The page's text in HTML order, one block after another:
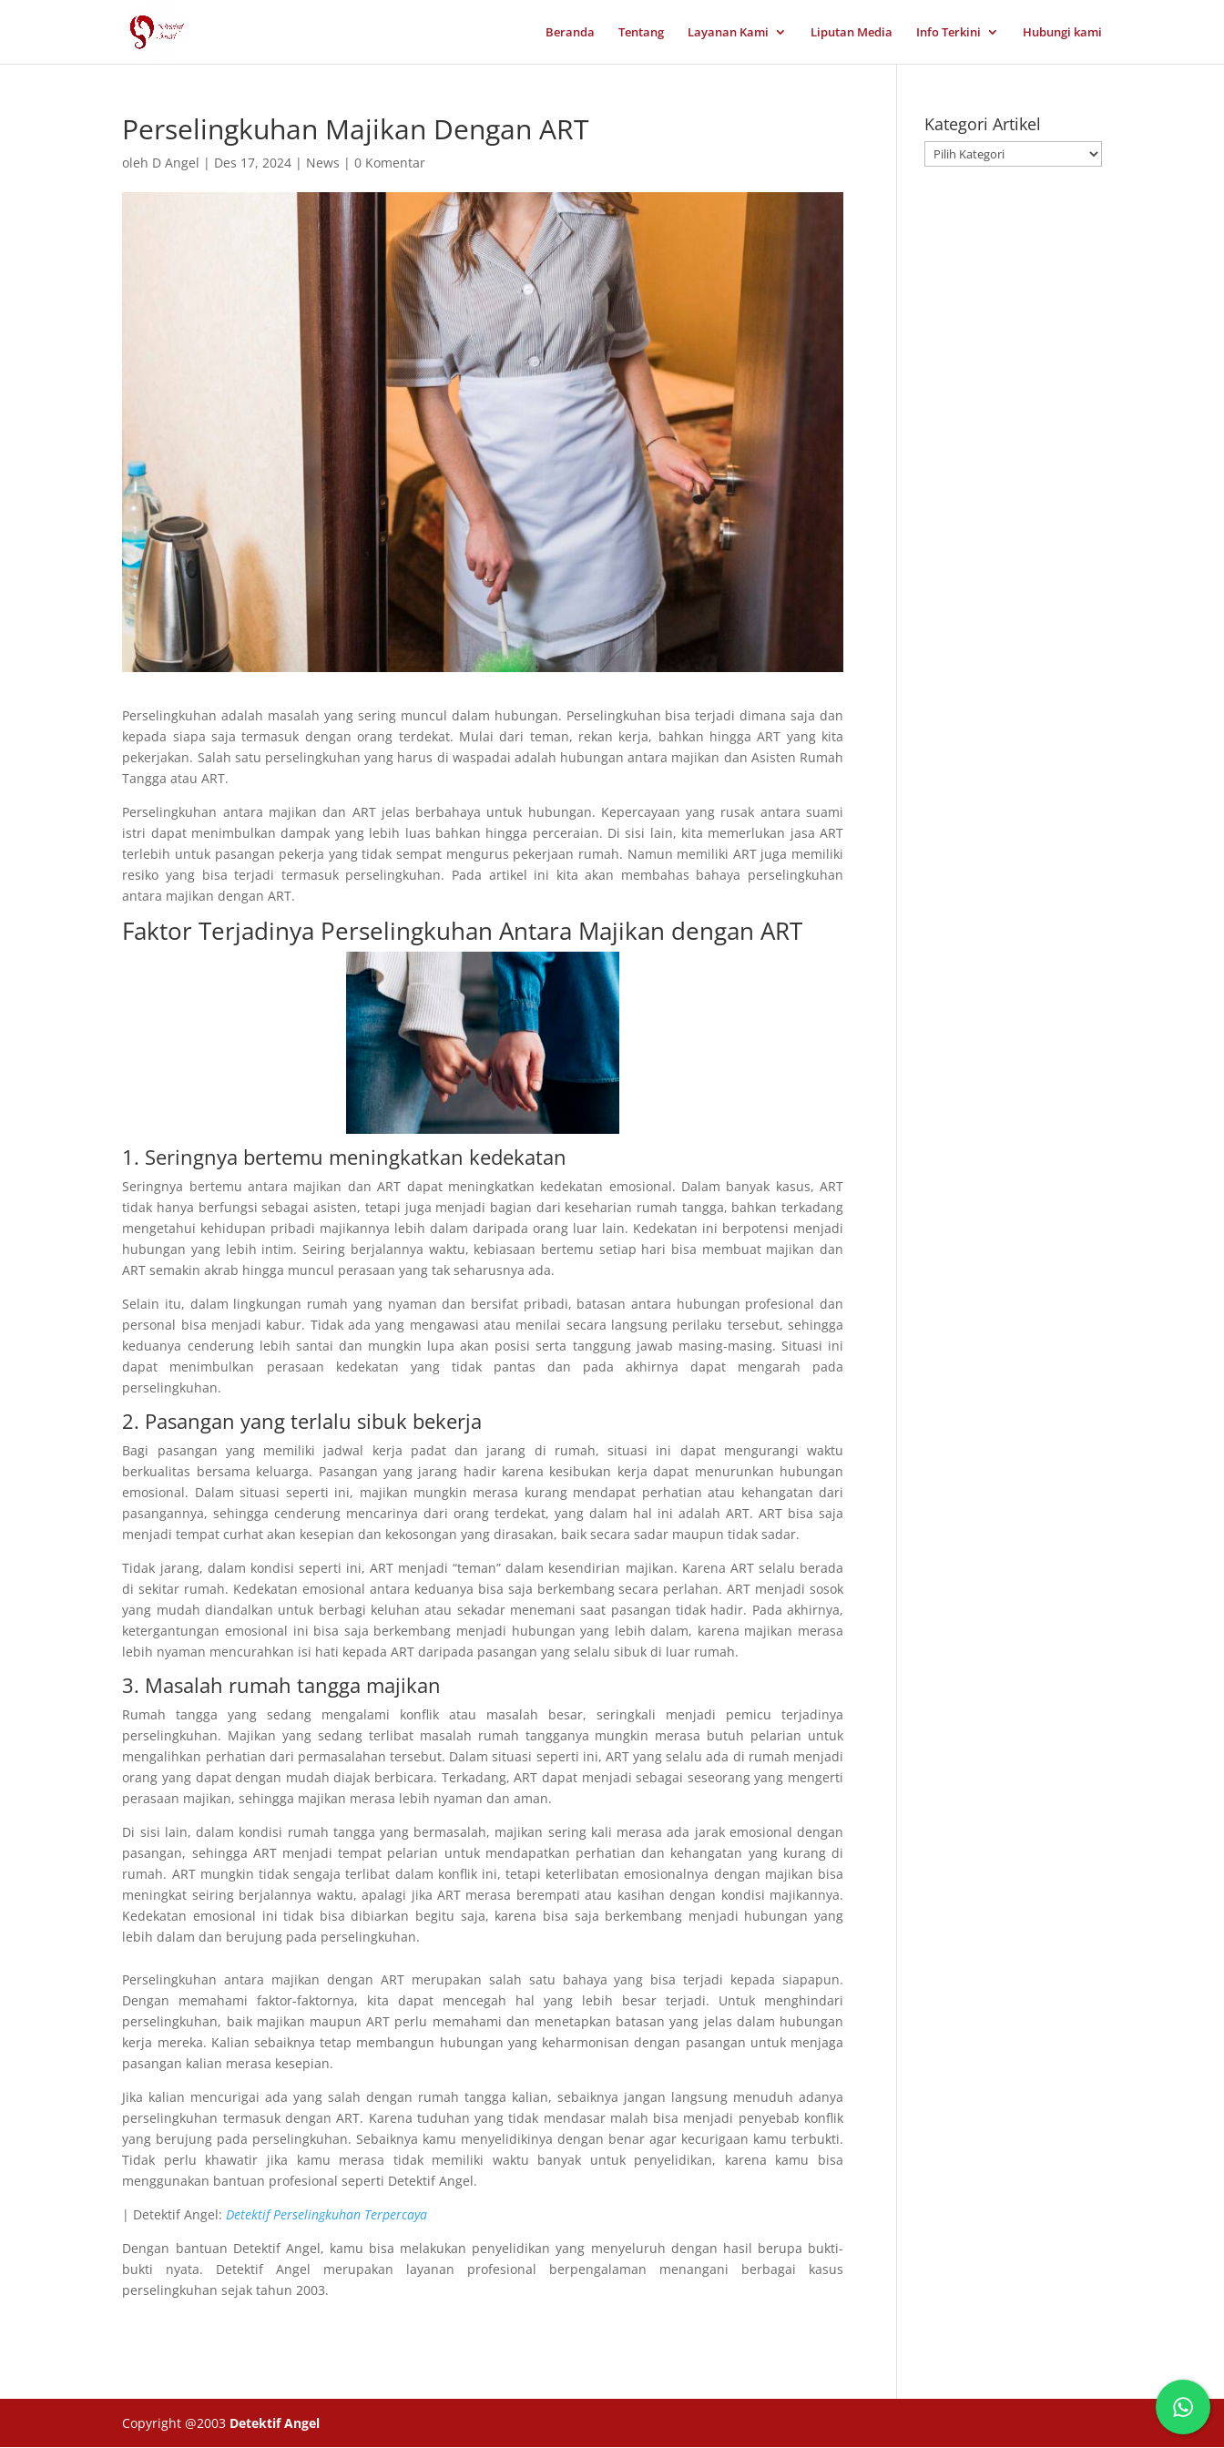
Beranda Tentang Layanan Kami Liputan Media Info Terkini Hubungi kami
Perselingkuhan Majikan Dengan ART
oleh D Angel | Des 17, 2024 | News |0 Komentar
Perselingkuhan adalah masalah yang sering muncul dalam hubungan. Perselingkuhan bisa terjadi dimana saja dan
kepada siapa saja termasuk dengan orang terdekat. Mulai dari teman, rekan kerja, bahkan hingga ART yang kita
pekerjakan. Salah satu perselingkuhan yang harus di waspadai adalah hubungan antara majikan dan Asisten Rumah
Tangga atau ART.
Perselingkuhan antara majikan dan ART jelas berbahaya untuk hubungan. Kepercayaan yang rusak antara suami
istri dapat menimbulkan dampak yang lebih luas bahkan hingga perceraian. Di sisi lain, kita memerlukan jasa ART
terlebih untuk pasangan pekerja yang tidak sempat mengurus pekerjaan rumah. Namun memiliki ART juga memiliki
resiko yang bisa terjadi termasuk perselingkuhan. Pada artikel ini kita akan membahas bahaya perselingkuhan
antara majikan dengan ART.
Faktor Terjadinya Perselingkuhan Antara Majikan dengan ART
1. Seringnya bertemu meningkatkan kedekatan
Seringnya bertemu antara majikan dan ART dapat meningkatkan kedekatan emosional. Dalam banyak kasus, ART
tidak hanya berfungsi sebagai asisten, tetapi juga menjadi bagian dari keseharian rumah tangga, bahkan terkadang
mengetahui kehidupan pribadi majikannya lebih dalam daripada orang luar lain. Kedekatan ini berpotensi menjadi
hubungan yang lebih intim. Seiring berjalannya waktu, kebiasaan bertemu setiap hari bisa membuat majikan dan
ART semakin akrab hingga muncul perasaan yang tak seharusnya ada.
Selain itu, dalam lingkungan rumah yang nyaman dan bersifat pribadi, batasan antara hubungan profesional dan
personal bisa menjadi kabur. Tidak ada yang mengawasi atau menilai secara langsung perilaku tersebut, sehingga
keduanya cenderung lebih santai dan mungkin lupa akan posisi serta tanggung jawab masing-masing. Situasi ini
dapat menimbulkan perasaan kedekatan yang tidak pantas dan pada akhirnya dapat mengarah pada
perselingkuhan.
2. Pasangan yang terlalu sibuk bekerja
Bagi pasangan yang memiliki jadwal kerja padat dan jarang di rumah, situasi ini dapat mengurangi waktu
berkualitas bersama keluarga. Pasangan yang jarang hadir karena kesibukan kerja dapat menurunkan hubungan
emosional. Dalam situasi seperti ini, majikan mungkin merasa kurang mendapat perhatian atau kehangatan dari
pasangannya, sehingga cenderung mencarinya dari orang terdekat, yang dalam hal ini adalah ART. ART bisa saja
menjadi tempat curhat akan kesepian dan kekosongan yang dirasakan, baik secara sadar maupun tidak sadar.
Tidak jarang, dalam kondisi seperti ini, ART menjadi “teman” dalam kesendirian majikan. Karena ART selalu berada
di sekitar rumah. Kedekatan emosional antara keduanya bisa saja berkembang secara perlahan. ART menjadi sosok
yang mudah diandalkan untuk berbagi keluhan atau sekadar menemani saat pasangan tidak hadir. Pada akhirnya,
ketergantungan emosional ini bisa saja berkembang menjadi hubungan yang lebih dalam, karena majikan merasa
lebih nyaman mencurahkan isi hati kepada ART daripada pasangan yang selalu sibuk di luar rumah.
3. Masalah rumah tangga majikan
Rumah tangga yang sedang mengalami konflik atau masalah besar, seringkali menjadi pemicu terjadinya
perselingkuhan. Majikan yang sedang terlibat masalah rumah tangganya mungkin merasa butuh pelarian untuk
mengalihkan perhatian dari permasalahan tersebut. Dalam situasi seperti ini, ART yang selalu ada di rumah menjadi
orang yang dapat dengan mudah diajak berbicara. Terkadang, ART dapat menjadi sebagai seseorang yang mengerti
perasaan majikan, sehingga majikan merasa lebih nyaman dan aman.
Di sisi lain, dalam kondisi rumah tangga yang bermasalah, majikan sering kali merasa ada jarak emosional dengan
pasangan, sehingga ART menjadi tempat pelarian untuk mendapatkan perhatian dan kehangatan yang kurang di
rumah. ART mungkin tidak sengaja terlibat dalam konflik ini, tetapi keterlibatan emosionalnya dengan majikan bisa
meningkat seiring berjalannya waktu, apalagi jika ART merasa berempati atau kasihan dengan kondisi majikannya.
Kedekatan emosional ini tidak bisa dibiarkan begitu saja, karena bisa saja berkembang menjadi hubungan yang
lebih dalam dan berujung pada perselingkuhan.
Perselingkuhan antara majikan dengan ART merupakan salah satu bahaya yang bisa terjadi kepada siapapun.
Dengan memahami faktor-faktornya, kita dapat mencegah hal yang lebih besar terjadi. Untuk menghindari
perselingkuhan, baik majikan maupun ART perlu memahami dan menetapkan batasan yang jelas dalam hubungan
kerja mereka. Kalian sebaiknya tetap membangun hubungan yang keharmonisan dengan pasangan untuk menjaga
pasangan kalian merasa kesepian.
Jika kalian mencurigai ada yang salah dengan rumah tangga kalian, sebaiknya jangan langsung menuduh adanya
perselingkuhan termasuk dengan ART. Karena tuduhan yang tidak mendasar malah bisa menjadi penyebab konflik
yang berujung pada perselingkuhan. Sebaiknya kamu menyelidikinya dengan benar agar kecurigaan kamu terbukti.
Tidak perlu khawatir jika kamu merasa tidak memiliki waktu banyak untuk penyelidikan, karena kamu bisa
menggunakan bantuan profesional seperti Detektif Angel.
| Detektif Angel:Detektif Perselingkuhan Terpercaya
Dengan bantuan Detektif Angel, kamu bisa melakukan penyelidikan yang menyeluruh dengan hasil berupa bukti-
bukti nyata. Detektif Angel merupakan layanan profesional berpengalaman menangani berbagai kasus
perselingkuhan sejak tahun 2003.
Kategori Artikel
Kategori
Artikel
Copyright @2003 Detektif Angel